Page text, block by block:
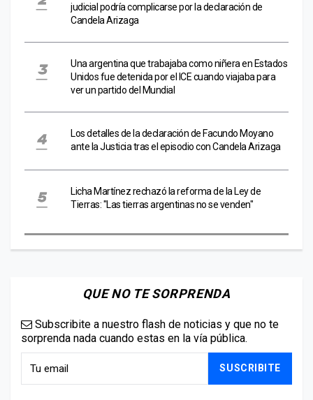
judicial podría complicarse por la declaración de
Candela Arizaga
Una argentina que trabajaba como niñera en Estados
Unidos fue detenida por el ICE cuando viajaba para
ver un partido del Mundial
Los detalles de la declaración de Facundo Moyano
ante la Justicia tras el episodio con Candela Arizaga
Licha Martínez rechazó la reforma de la Ley de
Tierras: "Las tierras argentinas no se venden"
QUE NO TE SORPRENDA
Subscribite a nuestro flash de noticias y que no te
sorprenda nada cuando estas en la vía pública.
SUSCRIBITE